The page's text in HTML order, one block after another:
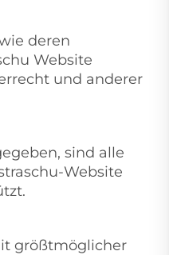
deren
Website
und anderer
sind alle
Website
größtmöglicher